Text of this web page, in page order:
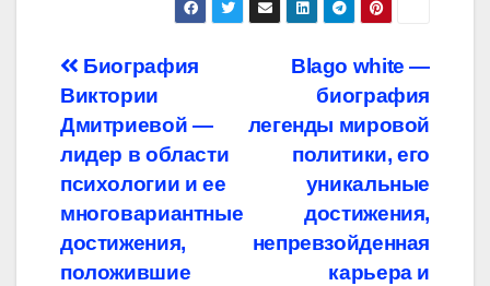
Навигация
по
записям
Blago white —
биография
легенды мировой
политики, его
уникальные
достижения,
непревзойденная
карьера и
Биография
Виктории
Дмитриевой —
лидер в области
психологии и ее
многовариантные
достижения,
положившие